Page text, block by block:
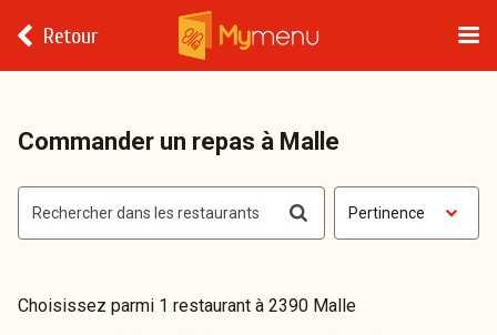
Retour
Commander un repas à Malle
Pertinence
Choisissez parmi 1 restaurant à 2390 Malle